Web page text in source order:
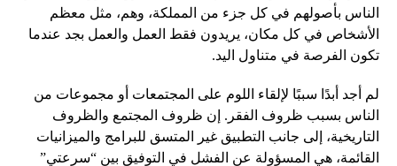
الناس بأصولهم في كل جزء من المملكة، وهم، مثل معظم
الأشخاص في كل مكان، يريدون فقط العمل والعمل بجد عندما
تكون الفرصة في متناول اليد.
لم أجد أبدًا سببًا لإلقاء اللوم على المجتمعات أو مجموعات من
الناس بسبب ظروف الفقر. إن ظروف المجتمع والظروف
التاريخية، إلى جانب التطبيق غير المتسق للبرامج والميزانيات
القائمة، هي المسؤولة عن الفشل في التوفيق بين “سرعتي”